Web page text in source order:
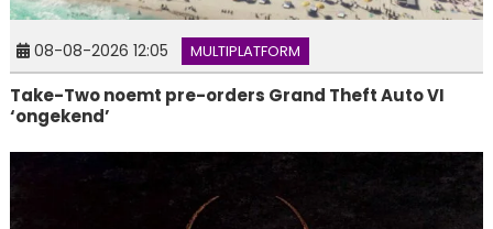
08-08-2026 12:05 MULTIPLATFORM
Take-Two noemt pre-orders Grand Theft Auto VI
‘ongekend’